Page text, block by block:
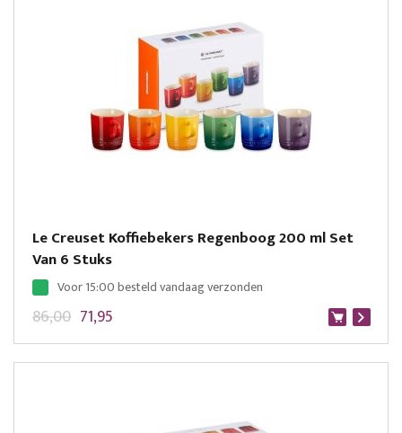
Le Creuset Koffiebekers Regenboog 200 ml Set
Van 6 Stuks
Voor 15:00 besteld vandaag verzonden
71,95
86,00